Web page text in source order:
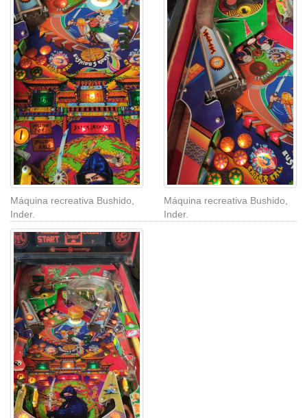
Máquina recreativa Bushido,
Inder.
Máquina recreativa Bushido,
Inder.